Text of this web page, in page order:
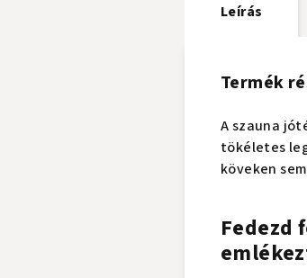
Leírás
Termék
A szauna
tökéletes
köveken
Fedezd